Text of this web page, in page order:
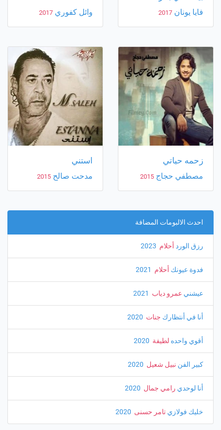
فايا يونان 2017 وائل كفوري 2017
زحمه حياتي
مصطفي حجاج 2015
استني
مدحت صالح 2015
احدث الالبومات المضافة
رزق الورد أحلام
فدوة عيونك أحلام
عيشني عمرو دياب
أنا في أنتظارك جنات
أقوي واحده لطيفة
كبير الفن نبيل شعيل
أنا لوحدي رامي جمال
خليك فولازي تامر حسنى